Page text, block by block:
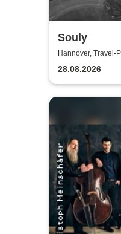
Souly
Hannover, Travel-
28.08.2026